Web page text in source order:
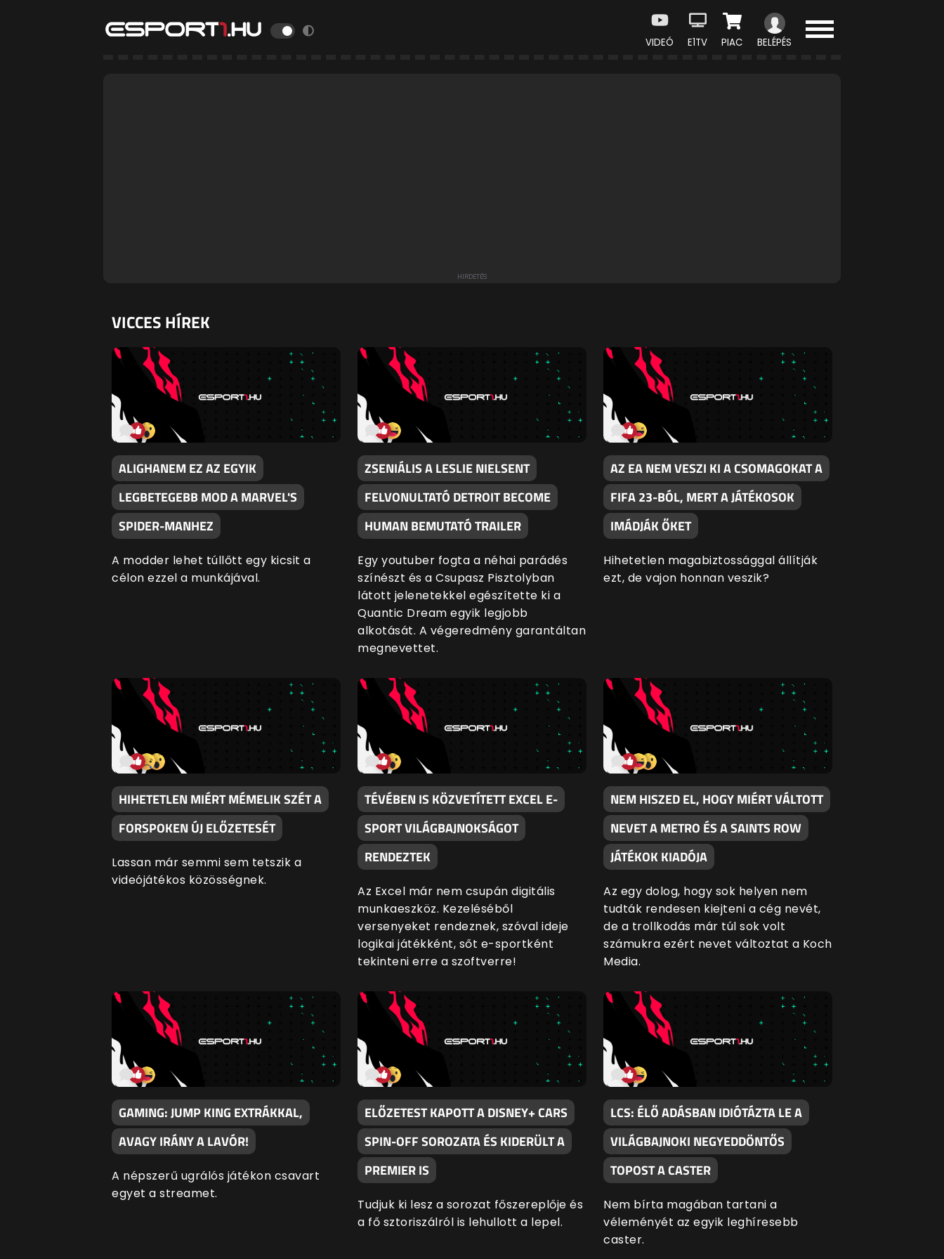
VIDEÓ E1TV PIAC BELÉPÉS
VICCES HÍREK
ALIGHANEM EZ AZ EGYIK
LEGBETEGEBB MOD A MARVEL'S
SPIDER-MANHEZ
A modder lehet túllőtt egy kicsit a
célon ezzel a munkájával.
ZSENIÁLIS A LESLIE NIELSENT
FELVONULTATÓ DETROIT BECOME
HUMAN BEMUTATÓ TRAILER
Egy youtuber fogta a néhai parádés
színészt és a Csupasz Pisztolyban
látott jelenetekkel egészítette ki a
Quantic Dream egyik legjobb
alkotását. A végeredmény garantáltan
megnevettet.
AZ EA NEM VESZI KI A CSOMAGOKAT A
FIFA 23-BÓL, MERT A JÁTÉKOSOK
IMÁDJÁK ŐKET
Hihetetlen magabiztossággal állítják
ezt, de vajon honnan veszik?
HIHETETLEN MIÉRT MÉMELIK SZÉT A
FORSPOKEN ÚJ ELŐZETESÉT
Lassan már semmi sem tetszik a
videójátékos közösségnek.
TÉVÉBEN IS KÖZVETÍTETT EXCEL E-
SPORT VILÁGBAJNOKSÁGOT
RENDEZTEK
Az Excel már nem csupán digitális
munkaeszköz. Kezeléséből
versenyeket rendeznek, szóval ideje
logikai játékként, sőt e-sportként
tekinteni erre a szoftverre!
NEM HISZED EL, HOGY MIÉRT VÁLTOTT
NEVET A METRO ÉS A SAINTS ROW
JÁTÉKOK KIADÓJA
Az egy dolog, hogy sok helyen nem
tudták rendesen kiejteni a cég nevét,
de a trollkodás már túl sok volt
számukra ezért nevet változtat a Koch
Media.
GAMING: JUMP KING EXTRÁKKAL,
AVAGY IRÁNY A LAVÓR!
A népszerű ugrálós játékon csavart
egyet a streamet.
ELŐZETEST KAPOTT A DISNEY+ CARS
SPIN-OFF SOROZATA ÉS KIDERÜLT A
PREMIER IS
Tudjuk ki lesz a sorozat főszereplője és
a fő sztoriszálról is lehullott a lepel.
LCS: ÉLŐ ADÁSBAN IDIÓTÁZTA LE A
VILÁGBAJNOKI NEGYEDDÖNTŐS
TOPOST A CASTER
Nem bírta magában tartani a
véleményét az egyik leghíresebb
caster.